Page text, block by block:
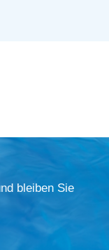
bleiben Sie